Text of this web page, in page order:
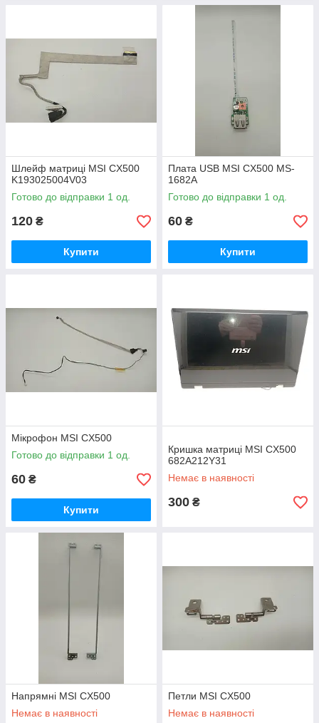
Шлейф матриці MSI CX500
K193025004V03
Готово до відправки 1 од.
120 ₴
Купити
Плата USB MSI CX500 MS-
1682A
Готово до відправки 1 од.
60 ₴
Купити
Мікрофон MSI CX500
Готово до відправки 1 од.
60 ₴
Купити
Кришка матриці MSI CX500
682A212Y31
Немає в наявності
300 ₴
Напрямні MSI CX500
Немає в наявності
Петли MSI CX500
Немає в наявності